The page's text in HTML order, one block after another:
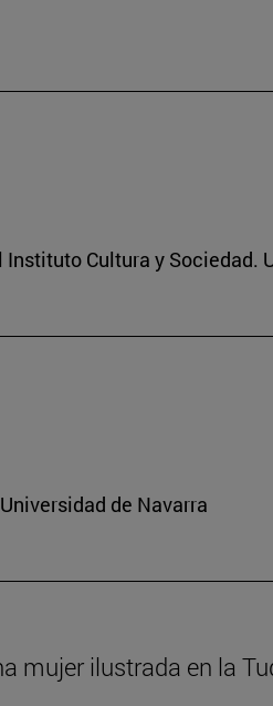
Cultura y Sociedad.
de Navarra
mujer ilustrada en la